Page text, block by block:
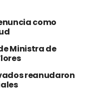
como
Ministra de
reanudaron